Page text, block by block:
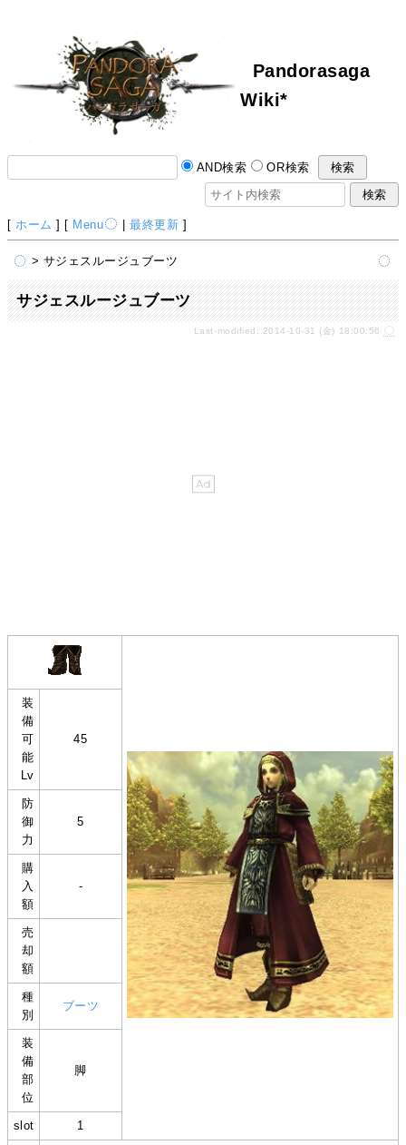
Pandorasaga
Wiki*
AND検索 OR検索
[ ホーム ] [ Menu |最終更新 ]
> サジェスルージュブーツ
サジェスルージュブーツ
Last-modified: 2014-10-31 (金) 18:00:56
装
備
可
能
Lv
45
防
御
力
5
購
入
額
-
売
却
額
種
別
ブーツ
装
備
部
位
脚
slot 1